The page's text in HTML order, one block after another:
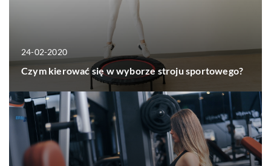
24-02-2020
Czym kierować się w wyborze stroju sportowego?